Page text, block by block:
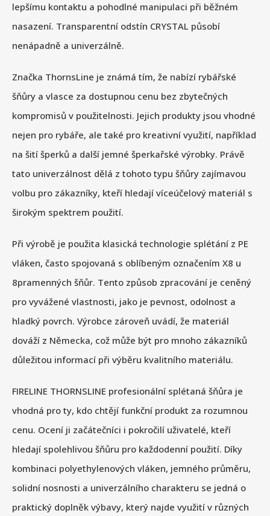
lepšímu kontaktu a pohodlné manipulaci při běžném
nasazení. Transparentní odstín CRYSTAL působí
nenápadně a univerzálně.
Značka ThornsLine je známá tím, že nabízí rybářské
šňůry a vlasce za dostupnou cenu bez zbytečných
kompromisů v použitelnosti. Jejich produkty jsou vhodné
nejen pro rybáře, ale také pro kreativní využití, například
na šití šperků a další jemné šperkařské výrobky. Právě
tato univerzálnost dělá z tohoto typu šňůry zajímavou
volbu pro zákazníky, kteří hledají víceúčelový materiál s
širokým spektrem použití.
Při výrobě je použita klasická technologie splétání z PE
vláken, často spojovaná s oblíbeným označením X8 u
8pramenných šňůr. Tento způsob zpracování je ceněný
pro vyvážené vlastnosti, jako je pevnost, odolnost a
hladký povrch. Výrobce zároveň uvádí, že materiál
dováží z Německa, což může být pro mnoho zákazníků
důležitou informací při výběru kvalitního materiálu.
FIRELINE THORNSLINE profesionální splétaná šňůra je
vhodná pro ty, kdo chtějí funkční produkt za rozumnou
cenu. Ocení ji začátečníci i pokročilí uživatelé, kteří
hledají spolehlivou šňůru pro každodenní použití. Díky
kombinaci polyethylenových vláken, jemného průměru,
solidní nosnosti a univerzálního charakteru se jedná o
praktický doplněk výbavy, který najde využití v různých